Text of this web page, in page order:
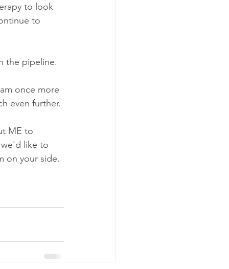
to look
to
the pipeline.
once more
even further.
ME to
like to
on your side.